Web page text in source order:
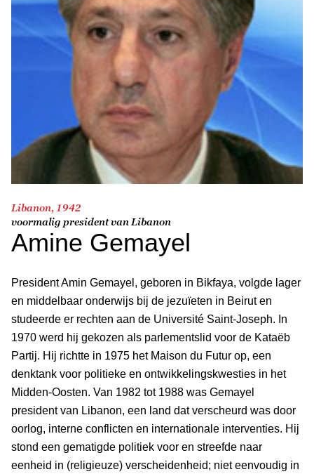
Libanon, 1942
voormalig president van Libanon
Amine Gemayel
President Amin Gemayel, geboren in Bikfaya, volgde lager
en middelbaar onderwijs bij de jezuïeten in Beirut en
studeerde er rechten aan de Université Saint-Joseph. In
1970 werd hij gekozen als parlementslid voor de Kataëb
Partij. Hij richtte in 1975 het Maison du Futur op, een
denktank voor politieke en ontwikkelingskwesties in het
Midden-Oosten. Van 1982 tot 1988 was Gemayel
president van Libanon, een land dat verscheurd was door
oorlog, interne conflicten en internationale interventies. Hij
stond een gematigde politiek voor en streefde naar
eenheid in (religieuze) verscheidenheid; niet eenvoudig in